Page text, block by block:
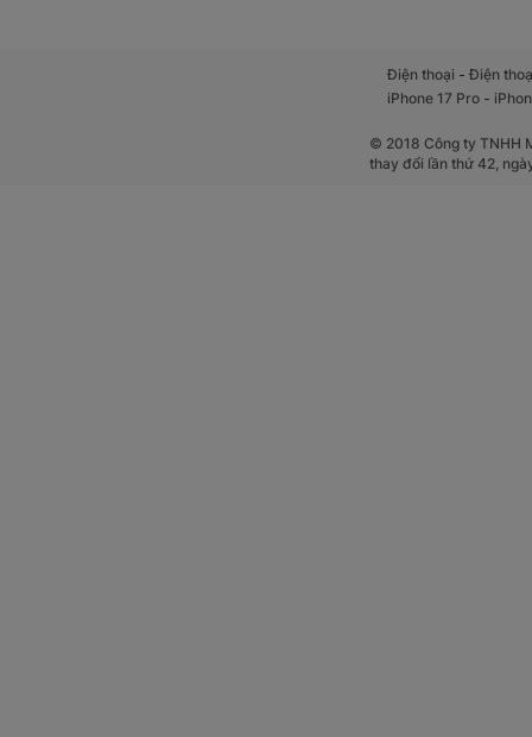
Điện thoại -Điện
iPhone 17 Pro -
© 2018 Công ty TNHH
thay đổi lần thứ 42,